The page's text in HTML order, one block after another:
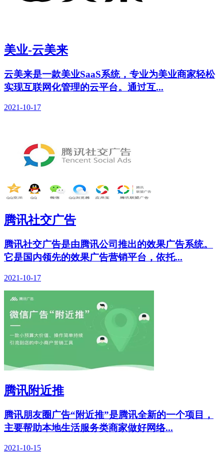
美业-云美来
云美来是一款美业SaaS系统，专业为美业商家轻松
实现互联网化管理的云平台。通过互...
2021-10-17
腾讯社交广告
腾讯社交广告是由腾讯公司推出的效果广告系统。
它是国内领先的效果广告营销平台，依托...
2021-10-17
腾讯附近推
腾讯朋友圈广告“附近推”是腾讯全新的一个项目，
主要帮助本地生活服务类商家做好网络...
2021-10-15